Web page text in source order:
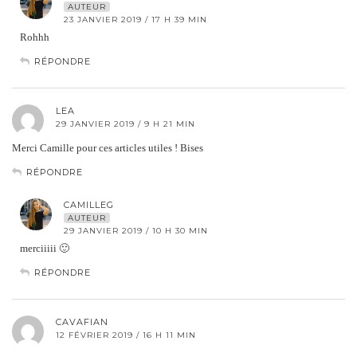
AUTEUR
23 JANVIER 2019 / 17 H 39 MIN
Rohhh
RÉPONDRE
LEA
29 JANVIER 2019 / 9 H 21 MIN
Merci Camille pour ces articles utiles ! Bises
RÉPONDRE
CAMILLEG
AUTEUR
29 JANVIER 2019 / 10 H 30 MIN
merciiiii 🙂
RÉPONDRE
CAVAFIAN
12 FÉVRIER 2019 / 16 H 11 MIN